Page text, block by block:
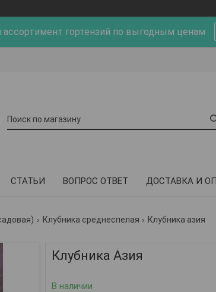
гортензий по выгодным ценам
СТАТЬИ ВОПРОС ОТВЕТ ДОСТАВКА И
Клубника среднеспелая Клубника азия
Клубника Азия
В наличии